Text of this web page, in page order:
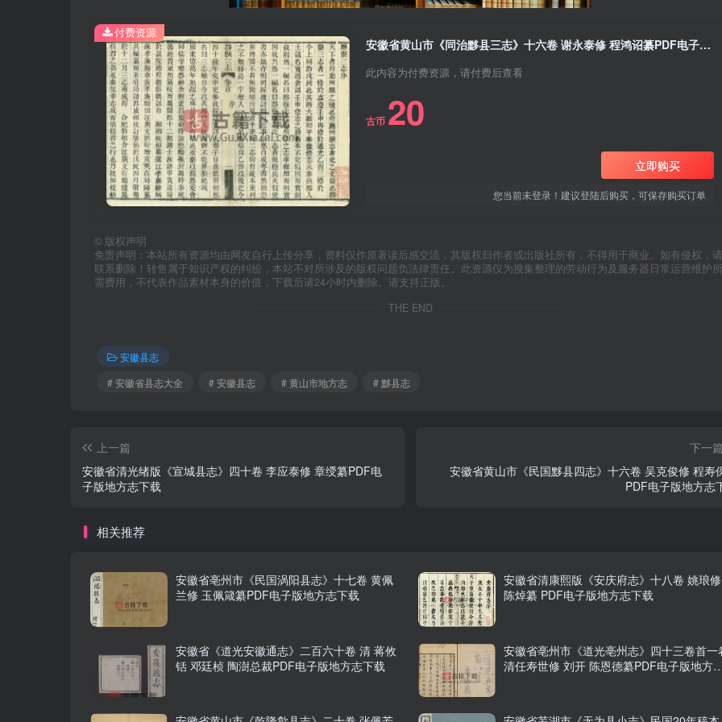
安徽省黄山市《同治黟县三志》十六卷 谢永泰修 程鸿诏纂PDF电子版地方志下载
此内容为付费资源，请付费后查看
古币 20
立即购买
您当前未登录！建议登陆后购买，可保存购买订单
付费资源
© 版权声明
免责声明：本站所有资源均由网友自行上传分享，资料仅作原著读后感交流，其版权归作者或出版社所有，不得用于商业。如有侵权，请
联系删除！转售属于知识产权的纠纷，本站不对所涉及的版权问题负法律责任。此资源仅为搜集整理的劳动行为及服务器日常运营维护所
需费用，不代表作品素材本身的价值，下载后请24小时内删除。请支持正版。
THE END
安徽县志
# 安徽省县志大全
# 安徽县志 # 黄山市地方志 # 黟县志
上一篇
安徽省清光绪版《宣城县志》四十卷 李应泰修 章绶纂PDF电
子版地方志下载
下一
安徽省黄山市《民国黟县四志》十六卷 吴克俊修 程寿
PDF电子版地方志
相关推荐
安徽省亳州市《民国涡阳县志》十七卷 黄佩
兰修 玉佩箴纂PDF电子版地方志下载
安徽省清康熙版《安庆府志》十八卷 姚琅修
陈焯纂 PDF电子版地方志下载
安徽省《道光安徽通志》二百六十卷 清 蒋攸
铦 邓廷桢 陶澍总裁PDF电子版地方志下载
安徽省亳州市《道光亳州志》四十三卷首一
清任寿世修 刘开 陈恩德纂PDF电子版地方